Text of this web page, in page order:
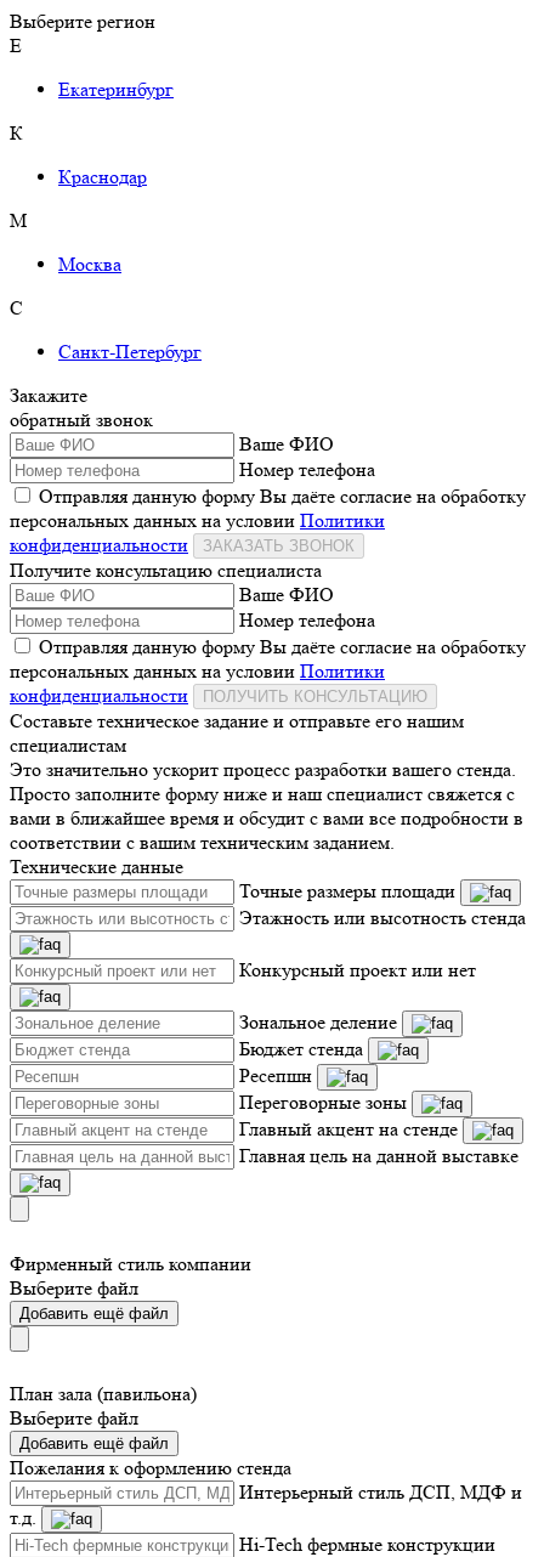
Выберите регион
Е
Екатеринбург
К
Краснодар
М
Москва
С
Санкт-Петербург
Закажите
обратный звонок
Ваше ФИО
Номер телефона
Отправляя данную форму Вы даёте согласие на обработку
персональных данных на условии Политики
конфиденциальности
ЗАКАЗАТЬ ЗВОНОК
Получите консультацию специалиста
Ваше ФИО
Номер телефона
Отправляя данную форму Вы даёте согласие на обработку
персональных данных на условии Политики
конфиденциальности
ПОЛУЧИТЬ КОНСУЛЬТАЦИЮ
Составьте техническое задание и отправьте его нашим
специалистам
Это значительно ускорит процесс разработки вашего стенда.
Просто заполните форму ниже и наш специалист свяжется с
вами в ближайшее время и обсудит с вами все подробности в
соответствии с вашим техническим заданием.
Технические данные
Точные размеры площади
Этажность или высотность стенда
Конкурсный проект или нет
Зональное деление
Бюджет стенда
Ресепшн
Переговорные зоны
Главный акцент на стенде
Главная цель на данной выставке
Фирменный стиль компании
Выберите файл
Добавить ещё файл
План зала (павильона)
Выберите файл
Добавить ещё файл
Пожелания к оформлению стенда
Интерьерный стиль ДСП, МДФ и
т.д.
Hi-Tech фермные конструкции